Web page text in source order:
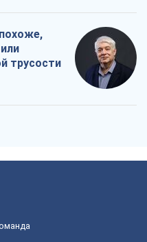
трусости